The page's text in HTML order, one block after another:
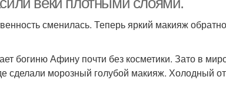
сменилась. Теперь яркий макияж
богиню Афину почти без косметики. Зато в
сделали морозный голубой макияж. Холодный